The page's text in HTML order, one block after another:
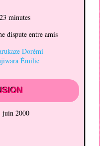
minutes
dispute entre amis
Dorémi
Émilie
juin 2000